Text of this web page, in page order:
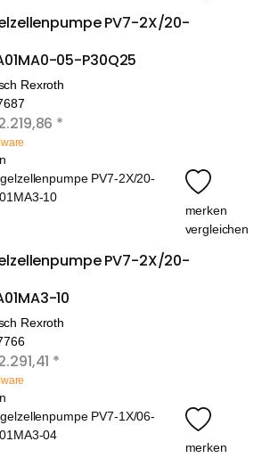
PV7-2X/20-
05-P30Q25
*
merken
vergleichen
PV7-2X/20-
10
*
merken